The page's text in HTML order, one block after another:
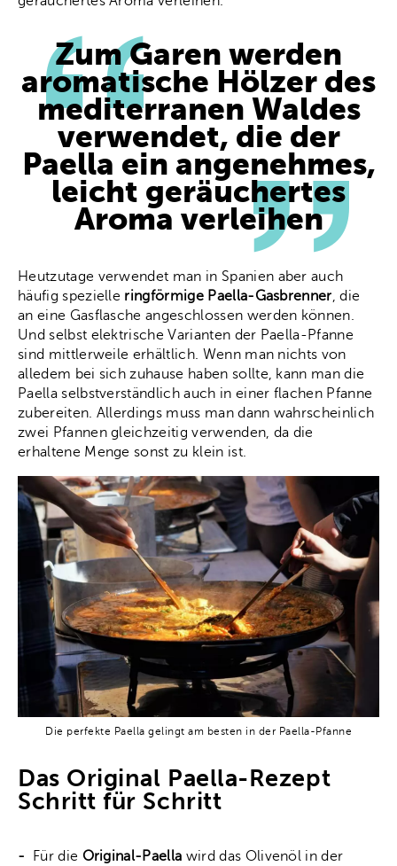
Zum Garen werden
aromatische Hölzer des
mediterranen Waldes
verwendet, die der
Paella ein angenehmes,
leicht geräuchertes
Aroma verleihen
Heutzutage verwendet man in Spanien aber auch
häufig spezielle ringförmige Paella-Gasbrenner, die
an eine Gasflasche angeschlossen werden können.
Und selbst elektrische Varianten der Paella-Pfanne
sind mittlerweile erhältlich. Wenn man nichts von
alledem bei sich zuhause haben sollte, kann man die
Paella selbstverständlich auch in einer flachen Pfanne
zubereiten. Allerdings muss man dann wahrscheinlich
zwei Pfannen gleichzeitig verwenden, da die
erhaltene Menge sonst zu klein ist.
Die perfekte Paella gelingt am besten in der Paella-Pfanne
Das Original Paella-Rezept
Schritt für Schritt
- Für die Original-Paella wird das Olivenöl in der